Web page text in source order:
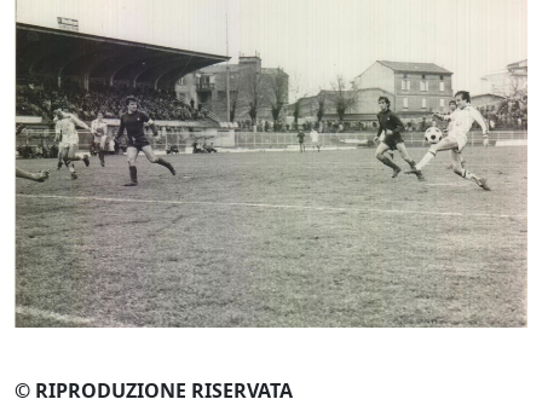
© RIPRODUZIONE RISERVATA